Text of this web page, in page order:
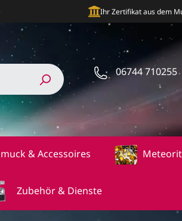
Ihr Zertifikat aus dem
06744 710255
& Accessoires
Zubehör & Dienste